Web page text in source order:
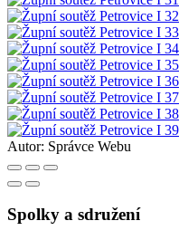
Autor: Správce Webu
Spolky a sdružení